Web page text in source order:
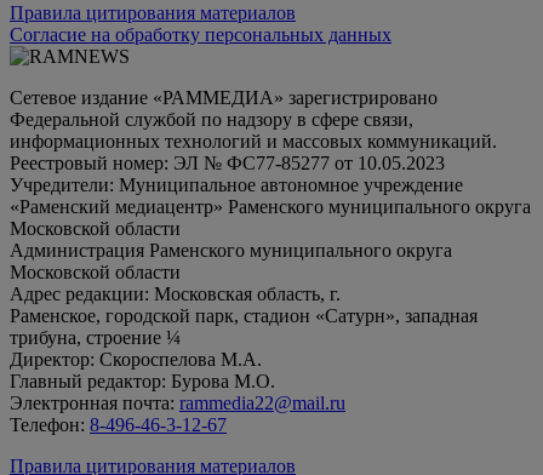
Правила цитирования материалов
Согласие на обработку персональных данных
Сетевое издание «РАММЕДИА» зарегистрировано
Федеральной службой по надзору в сфере связи,
информационных технологий и массовых коммуникаций.
Реестровый номер: ЭЛ № ФС77-85277 от 10.05.2023
Учредители: Муниципальное автономное учреждение
«Раменский медиацентр» Раменского муниципального округа
Московской области
Администрация Раменского муниципального округа
Московской области
Адрес редакции: Московская область, г.
Раменское, городской парк, стадион «Сатурн», западная
трибуна, строение ¼
Директор: Скороспелова М.А.
Главный редактор: Бурова М.О.
Электронная почта: rammedia22@mail.ru
Телефон: 8-496-46-3-12-67
Правила цитирования материалов